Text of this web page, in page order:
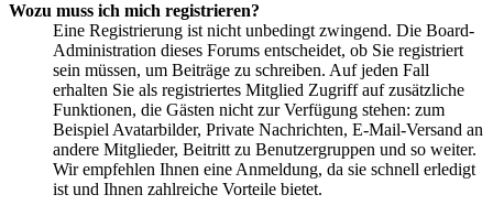
Wozu muss ich mich registrieren?
Eine Registrierung ist nicht unbedingt zwingend. Die Board-
Administration dieses Forums entscheidet, ob Sie registriert
sein müssen, um Beiträge zu schreiben. Auf jeden Fall
erhalten Sie als registriertes Mitglied Zugriff auf zusätzliche
Funktionen, die Gästen nicht zur Verfügung stehen: zum
Beispiel Avatarbilder, Private Nachrichten, E-Mail-Versand an
andere Mitglieder, Beitritt zu Benutzergruppen und so weiter.
Wir empfehlen Ihnen eine Anmeldung, da sie schnell erledigt
ist und Ihnen zahlreiche Vorteile bietet.